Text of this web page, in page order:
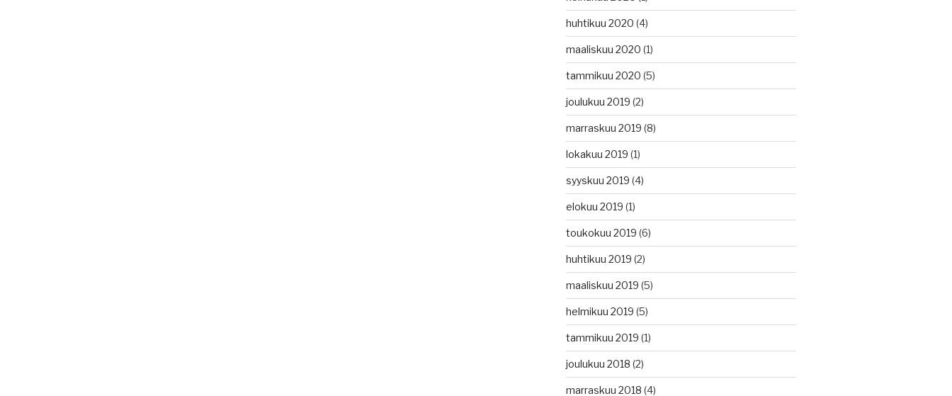
huhtikuu 2020 (4)
maaliskuu 2020 (1)
tammikuu 2020 (5)
joulukuu 2019 (2)
marraskuu 2019 (8)
lokakuu 2019 (1)
syyskuu 2019 (4)
elokuu 2019 (1)
toukokuu 2019 (6)
huhtikuu 2019 (2)
maaliskuu 2019 (5)
helmikuu 2019 (5)
tammikuu 2019 (1)
joulukuu 2018 (2)
marraskuu 2018 (4)